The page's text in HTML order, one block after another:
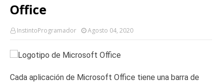
Office
InstintoProgramador Agosto 04, 2020
Cada aplicación de Microsoft Office tiene una barra de